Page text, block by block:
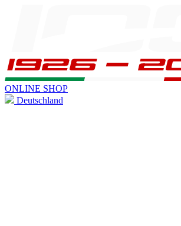
ONLINE SHOP
Deutschland